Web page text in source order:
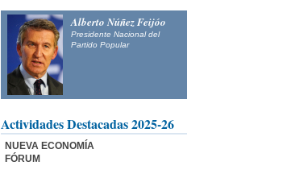
Alberto Núñez Feijóo
Presidente Nacional del
Partido Popular
Actividades Destacadas 2025-26
NUEVA ECONOMÍA
FÓRUM